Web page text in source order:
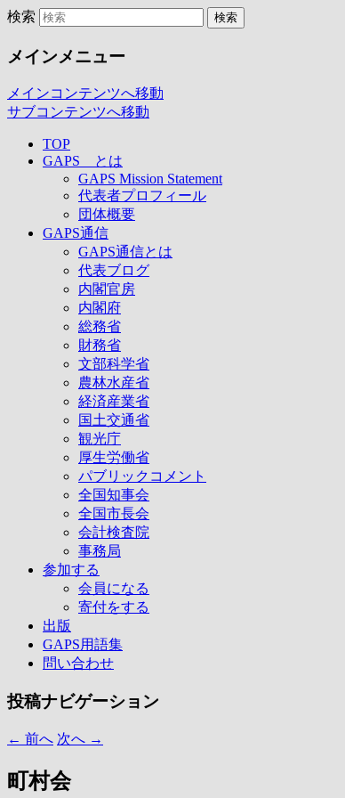
自治体関係者の皆さん、一緒に問
検索
メインメニュー
メインコンテンツへ移動
サブコンテンツへ移動
TOP
GAPS とは
GAPS Mission Statement
代表者プロフィール
団体概要
GAPS通信
GAPS通信とは
代表ブログ
内閣官房
内閣府
総務省
財務省
文部科学省
農林水産省
経済産業省
国土交通省
観光庁
厚生労働省
パブリックコメント
全国知事会
全国市長会
会計検査院
事務局
参加する
会員になる
寄付をする
出版
GAPS用語集
問い合わせ
投稿ナビゲーション
← 前へ 次へ →
町村会